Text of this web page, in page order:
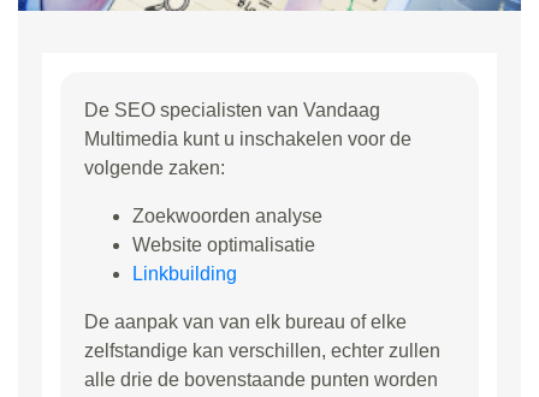
De SEO specialisten van Vandaag
Multimedia kunt u inschakelen voor de
volgende zaken:
Zoekwoorden analyse
Website optimalisatie
Linkbuilding
De aanpak van van elk bureau of elke
zelfstandige kan verschillen, echter zullen
alle drie de bovenstaande punten worden